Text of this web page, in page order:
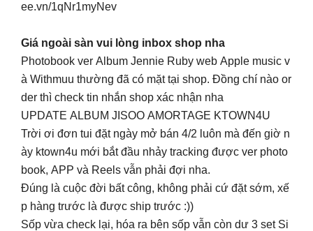
ee.vn/1qNr1myNev
Giá ngoài sàn vui lòng inbox shop nha
Photobook ver Album Jennie Ruby web Apple music v
à Withmuu thường đã có mặt tại shop. Đồng chí nào or
der thì check tin nhắn shop xác nhận nha
UPDATE ALBUM JISOO AMORTAGE KTOWN4U
Trời ơi đơn tui đặt ngày mở bán 4/2 luôn mà đến giờ n
ày ktown4u mới bắt đầu nhảy tracking được ver photo
book, APP và Reels vẫn phải đợi nha.
Đúng là cuộc đời bất công, không phải cứ đặt sớm, xế
p hàng trước là được ship trước :))
Sốp vừa check lại, hóa ra bên sốp vẫn còn dư 3 set Si